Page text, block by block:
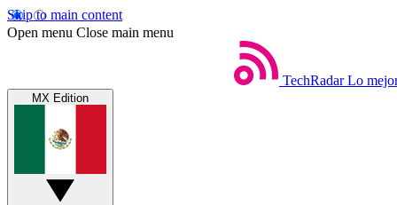
Skip to main content
Open menu Close main menu
TechRadar Lo
MX Edition